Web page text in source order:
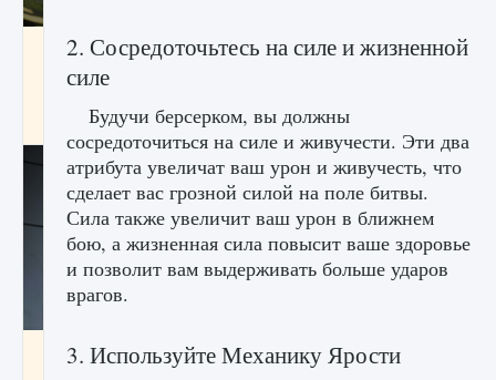
Как исправить ошибку Palworld EPalworld
«Идет сохранение мира — Невозможно
начать сохранение данных мира»
9 августа 2024 2 711 0
Все новые функции в режиме карьеры EA
FC 25
2. Сосредоточьтесь на силе и жизненной
силе
Будучи берсерком, вы должны
сосредоточиться на силе и живучести. Эти два
атрибута увеличат ваш урон и живучесть, что
сделает вас грозной силой на поле битвы.
Сила также увеличит ваш урон в ближнем
бою, а жизненная сила повысит ваше здоровье
и позволит вам выдерживать больше ударов
врагов.
3. Используйте Механику Ярости